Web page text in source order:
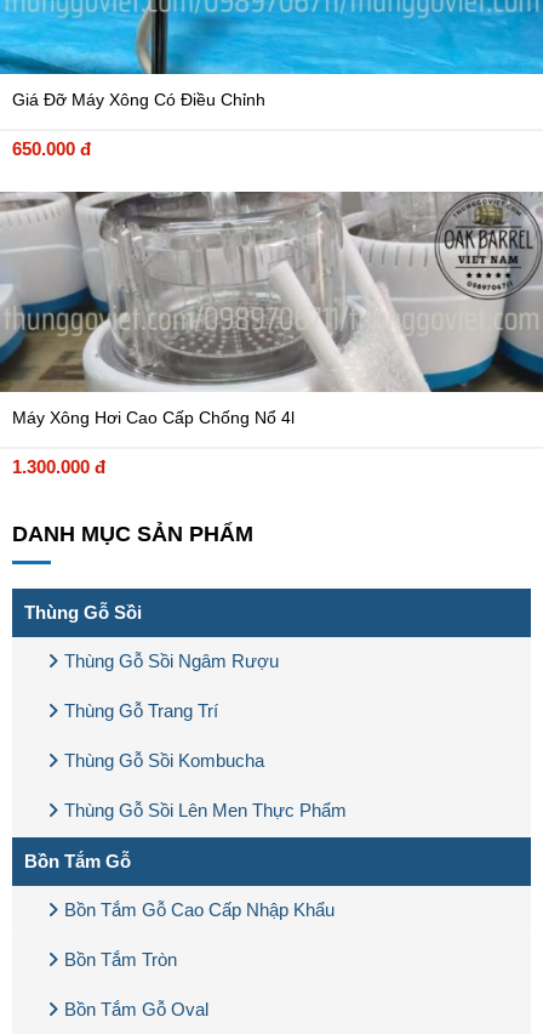
Giá Đỡ Máy Xông Có Điều Chỉnh
650.000 đ
Máy Xông Hơi Cao Cấp Chống Nổ 4l
1.300.000 đ
DANH MỤC SẢN PHẨM
Thùng Gỗ Sồi
Thùng Gỗ Sồi Ngâm Rượu
Thùng Gỗ Trang Trí
Thùng Gỗ Sồi Kombucha
Thùng Gỗ Sồi Lên Men Thực Phẩm
Bồn Tắm Gỗ
Bồn Tắm Gỗ Cao Cấp Nhập Khẩu
Bồn Tắm Tròn
Bồn Tắm Gỗ Oval